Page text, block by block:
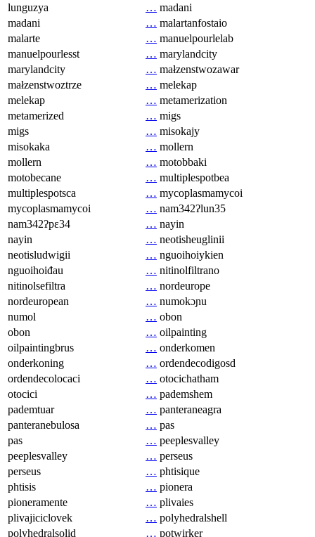
lunguzya
… madani
madani
… malartanfostaio
malarte
… manuelpourlelab
manuelpourlesst
… marylandcity
marylandcity
… małzenstwozawar
małzenstwoztrze
… melekap
melekap
… metamerization
metamerized
… migs
migs
… misokajy
misokaka
… mollern
mollern
… motobbaki
motobecane
… multiplespotbea
multiplespotsca
… mycoplasmamycoi
mycoplasmamycoi
… nam342ʔlun35
nam342ʔpɛ34
… nayin
nayin
… neotisheuglinii
neotisludwigii
… nguoihoiykien
nguoihoiđau
… nitinolfiltrano
nitinolsefiltra
… nordeurope
nordeuropean
… numokɔɲu
numol
… obon
obon
… oilpainting
oilpaintingbrus
… onderkomen
onderkoning
… ordendecodigosd
ordendecolocaci
… otocichatham
otocici
… pademshem
pademtuar
… panteraneagra
panteranebulosa
… pas
pas
… peeplesvalley
peeplesvalley
… perseus
perseus
… phtisique
phtisis
… pionera
pioneramente
… plivaies
plivajiciclovek
… polyhedralshell
polyhedralsolid
… potwirker